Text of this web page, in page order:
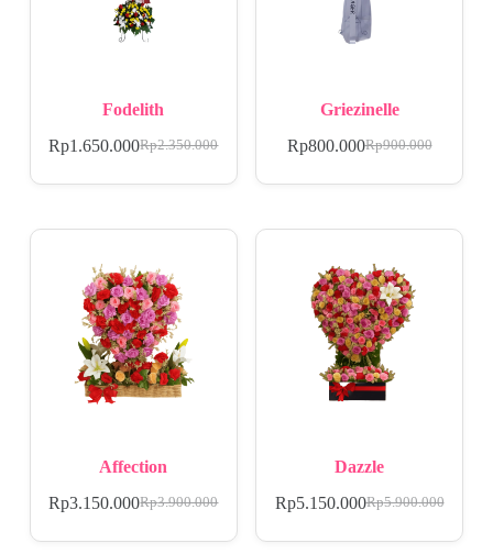
Fodelith
Rp2.350.000
Rp1.650.000
Griezinelle
Rp900.000
Rp800.000
Affection
Rp3.900.000
Rp3.150.000
Dazzle
Rp5.900.000
Rp5.150.000